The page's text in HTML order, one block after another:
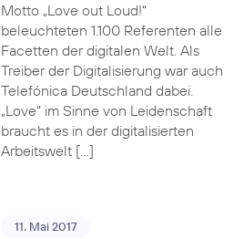
Motto „Love out Loud!“
beleuchteten 1.100 Referenten alle
Facetten der digitalen Welt. Als
Treiber der Digitalisierung war auch
Telefónica Deutschland dabei.
„Love“ im Sinne von Leidenschaft
braucht es in der digitalisierten
Arbeitswelt […]
11. Mai 2017